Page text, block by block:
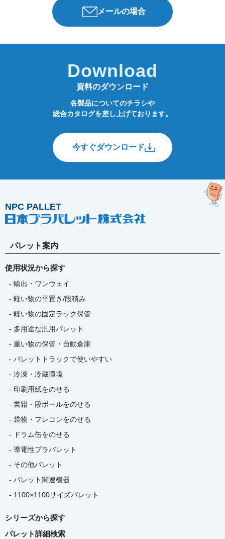
メールの場合
Download
資料のダウンロード
各製品についてのチラシや
総合カタログを差し上げております。
今すぐダウンロード
NPC PALLET
パレット案内
使用状況から探す
- 輸出・ワンウェイ
- 軽い物の平置き/段積み
- 軽い物の固定ラック保管
- 多用途な汎用パレット
- 重い物の保管・自動倉庫
- パレットトラックで使いやすい
- 冷凍・冷蔵環境
- 印刷用紙をのせる
- 書籍・段ボールをのせる
- 袋物・フレコンをのせる
- ドラム缶をのせる
- 導電性プラパレット
- その他パレット
- パレット関連機器
- 1100×1100サイズパレット
シリーズから探す
パレット詳細検索